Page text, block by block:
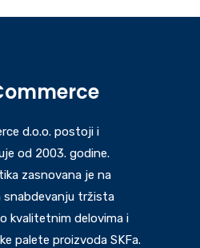
d.o.o. postoji i
od 2003. godine.
zasnovana je na
tržista
kvalitetnim delovima i
palete proizvoda SKFa.